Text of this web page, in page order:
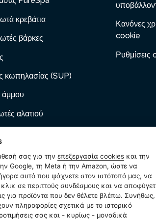
κρεβάτια
βάρκες
κωπηλασίας (SUP)
άμμου
αλατιού
φουσκώματος
έπιπλα
Κανόνες
cookie
Ρυθμίσεις
σας για την επεξεργασία cookies και την
Google, τη Meta ή την Amazon, ώστε να
αυτό που ψάχνετε στον ιστότοπό μας, να
σε περιττούς συνδέσμους και να
για προϊόντα που δεν θέλετε βλέπω. Συνήθως,
πληροφορίες σχετικά με το ιστορικό
σας και - κυρίως - μοναδικά